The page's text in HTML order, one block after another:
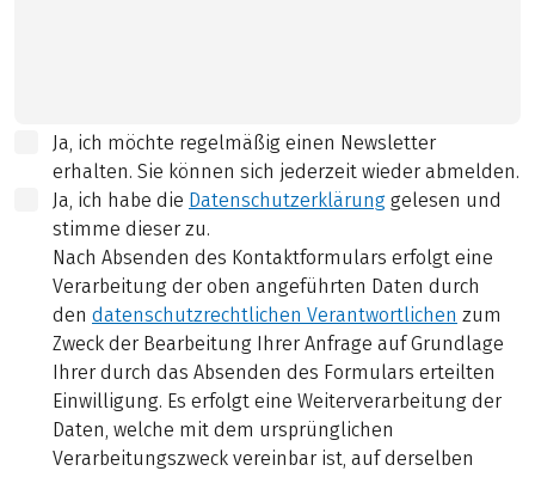
Ja, ich möchte regelmäßig einen Newsletter
erhalten. Sie können sich jederzeit wieder abmelden.
Ja, ich habe die Datenschutzerklärung gelesen und
stimme dieser zu.
Nach Absenden des Kontaktformulars erfolgt eine
Verarbeitung der oben angeführten Daten durch
den datenschutzrechtlichen Verantwortlichen zum
Zweck der Bearbeitung Ihrer Anfrage auf Grundlage
Ihrer durch das Absenden des Formulars erteilten
Einwilligung. Es erfolgt eine Weiterverarbeitung der
Daten, welche mit dem ursprünglichen
Verarbeitungszweck vereinbar ist, auf derselben